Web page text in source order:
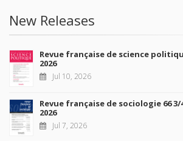
New Releases
Revue française de science
2026
Jul 10, 2026
Revue française de sociologie 66
2026
Jul 7, 2026